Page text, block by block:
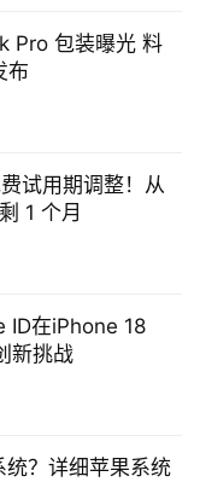
Pro 包装曝光 料
布
试用期调整！从
1 个月
ID在iPhone 18
新挑战
？详细苹果系统